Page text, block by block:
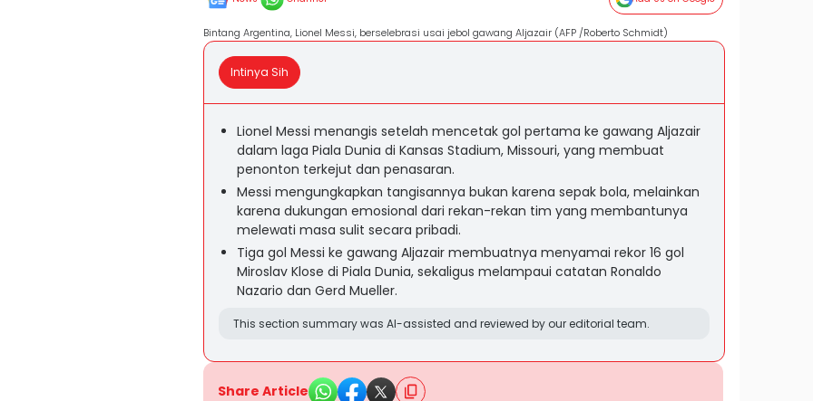
Bintang Argentina, Lionel Messi, berselebrasi usai jebol gawang Aljazair (AFP /Roberto Schmidt)
Intinya Sih
Lionel Messi menangis setelah mencetak gol pertama ke gawang Aljazair
dalam laga Piala Dunia di Kansas Stadium, Missouri, yang membuat
penonton terkejut dan penasaran.
Messi mengungkapkan tangisannya bukan karena sepak bola, melainkan
karena dukungan emosional dari rekan-rekan tim yang membantunya
melewati masa sulit secara pribadi.
Tiga gol Messi ke gawang Aljazair membuatnya menyamai rekor 16 gol
Miroslav Klose di Piala Dunia, sekaligus melampaui catatan Ronaldo
Nazario dan Gerd Mueller.
This section summary was AI-assisted and reviewed by our editorial team.
Share Article